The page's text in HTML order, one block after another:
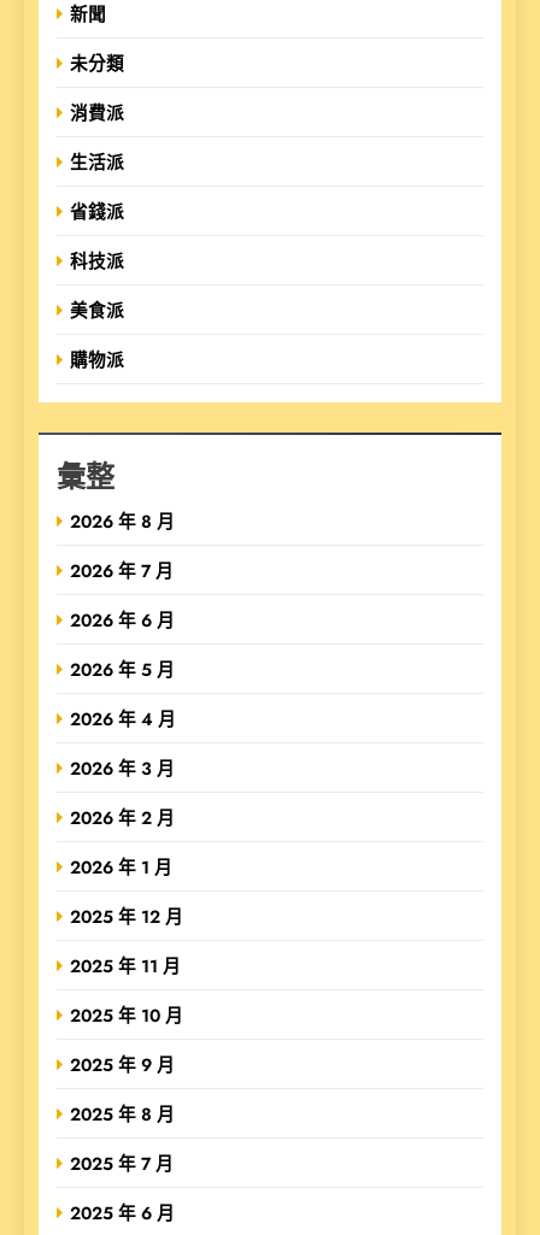
新聞
未分類
消費派
生活派
省錢派
科技派
美食派
購物派
彙整
2026 年 8 月
2026 年 7 月
2026 年 6 月
2026 年 5 月
2026 年 4 月
2026 年 3 月
2026 年 2 月
2026 年 1 月
2025 年 12 月
2025 年 11 月
2025 年 10 月
2025 年 9 月
2025 年 8 月
2025 年 7 月
2025 年 6 月